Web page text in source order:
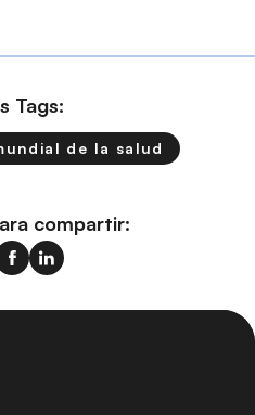
Tags:
de la salud
compartir: